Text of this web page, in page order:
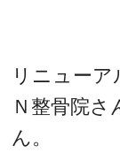
リニューア
Ｎ整骨院
ん。